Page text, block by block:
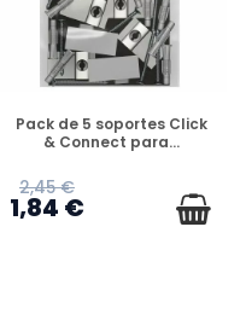
Pack de 5 soportes Click
& Connect para...
2,45 €
1,84 €